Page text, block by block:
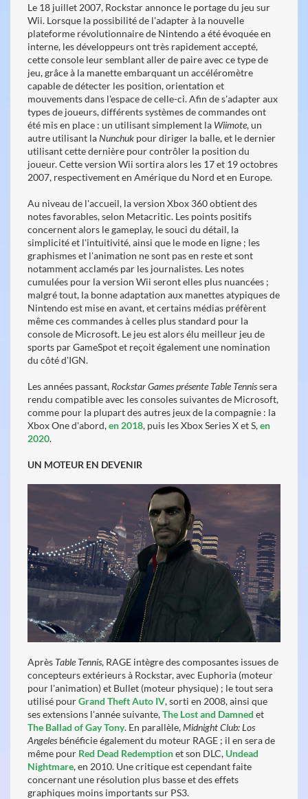
Le 18 juillet 2007, Rockstar annonce le portage du jeu sur
Wii. Lorsque la possibilité de l'adapter à la nouvelle
plateforme révolutionnaire de Nintendo a été évoquée en
interne, les développeurs ont très rapidement accepté,
cette console leur semblant aller de paire avec ce type de
jeu, grâce à la manette embarquant un accéléromètre
capable de détecter les position, orientation et
mouvements dans l'espace de celle-ci. Afin de s'adapter aux
types de joueurs, différents systèmes de commandes ont
été mis en place : un utilisant simplement la Wiimote, un
autre utilisant laNunchuk pour diriger la balle, et le dernier
utilisant cette dernière pour contrôler la position du
joueur. Cette version Wii sortira alors les 17 et 19 octobres
2007, respectivement en Amérique du Nord et en Europe.
Au niveau de l'accueil, la version Xbox 360 obtient des
notes favorables, selon Metacritic. Les points positifs
concernent alors le gameplay, le souci du détail, la
simplicité et l'intuitivité, ainsi que le mode en ligne ; les
graphismes et l'animation ne sont pas en reste et sont
notamment acclamés par les journalistes. Les notes
cumulées pour la version Wii seront elles plus nuancées ;
malgré tout, la bonne adaptation aux manettes atypiques de
Nintendo est mise en avant, et certains médias préfèrent
même ces commandes à celles plus standard pour la
console de Microsoft. Le jeu est alors élu meilleur jeu de
sports par GameSpot et reçoit également une nomination
du côté d'IGN.
Les années passant, Rockstar Games présente Table Tennissera
rendu compatible avec les consoles suivantes de Microsoft,
comme pour la plupart des autres jeux de la compagnie : la
Xbox One d'abord,en 2018, puis les Xbox Series X et S,en
2020.
UN MOTEUR EN DEVENIR
Après Table Tennis, RAGE intègre des composantes issues de
concepteurs extérieurs à Rockstar, avec Euphoria (moteur
pour l'animation) et Bullet (moteur physique) ; le tout sera
utilisé pourGrand Theft Auto IV, sorti en 2008, ainsi que
ses extensions l'année suivante,The Lost and Damned et
The Ballad of Gay Tony. En parallèle,Midnight Club: Los
Angeles bénéficie également du moteur RAGE ; il en sera de
même pour Red Dead Redemptionet son DLC, Undead
Nightmare, en 2010. Une critique est cependant faite
concernant une résolution plus basse et des effets
graphiques moins importants sur PS3.